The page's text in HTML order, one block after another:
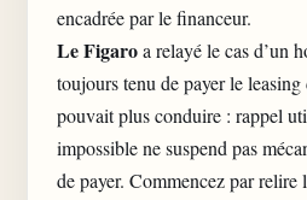
encadrée par le financeur.
Le Figaroa relayé le cas d’un
toujours tenu de payer le leasing
pouvait plus conduire : rappel
impossible ne suspend pas
de payer. Commencez par relire